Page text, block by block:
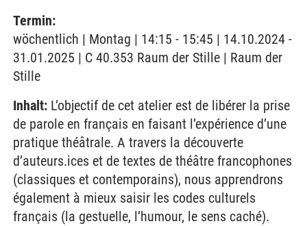
Termin:
wöchentlich | Montag | 14:15 - 15:45 | 14.10.2024 -
31.01.2025 | C 40.353 Raum der Stille | Raum der
Stille
Inhalt: L’objectif de cet atelier est de libérer la prise
de parole en français en faisant l’expérience d’une
pratique théâtrale. A travers la découverte
d’auteurs.ices et de textes de théâtre francophones
(classiques et contemporains), nous apprendrons
également à mieux saisir les codes culturels
français (la gestuelle, l’humour, le sens caché).